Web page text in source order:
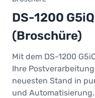
DS-1200
(Broschüre)
Mit dem DS-1200
Ihre
neuesten Stand in
und